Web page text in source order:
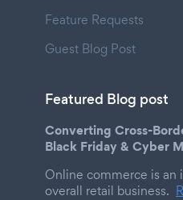
Feature Requests
Guest Blog Post
Featured Blog post
Converting Cross-
Black Friday & Cyber
Online commerce is an
overall retail business.